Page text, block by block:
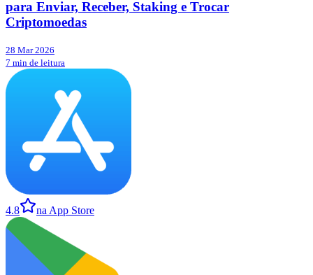
para Enviar, Receber, Staking e Trocar
Criptomoedas
28 Mar 2026
7 min de leitura
4.8 na App Store